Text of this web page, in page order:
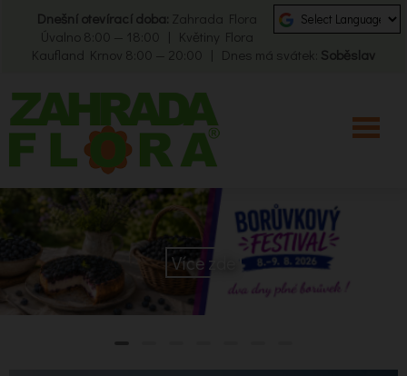
Dnešní otevírací doba: Zahrada Flora
Úvalno 8:00 — 18:00 | Květiny Flora
Kaufland Krnov 8:00 — 20:00 | Dnes má svátek: Soběslav
Více zde